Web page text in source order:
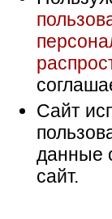
Сайт
данные
сайт.